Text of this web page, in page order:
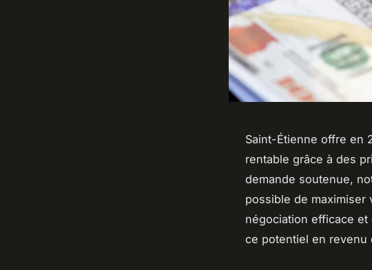
Saint-Étienne offre en
rentable grâce à des
demande soutenue,
possible de maximiser
négociation efficace
ce potentiel en revenu